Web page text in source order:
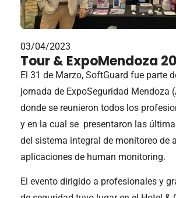
03/04/2023
Tour & ExpoMendoza
El 31 de Marzo, SoftGuard fue parte
jornada de ExpoSeguridad Mendoza
donde se reunieron todos los
y en la cual se presentaron las
del sistema integral de monitoreo de
aplicaciones de human monitoring.
El evento dirigido a profesionales y